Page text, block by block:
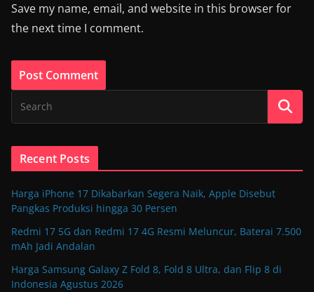
Save my name, email, and website in this browser for
the next time I comment.
Recent Posts
Harga iPhone 17 Dikabarkan Segera Naik, Apple Disebut
Pangkas Produksi hingga 30 Persen
Redmi 17 5G dan Redmi 17 4G Resmi Meluncur, Baterai 7.500
mAh Jadi Andalan
Harga Samsung Galaxy Z Fold 8, Fold 8 Ultra, dan Flip 8 di
Indonesia Agustus 2026